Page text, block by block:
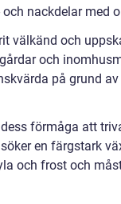
nackdelar med
välkänd och
och
på grund
förmåga att
en färgstark
och frost och